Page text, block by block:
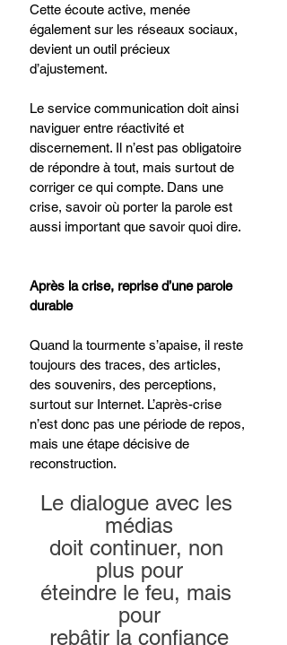
Cette écoute active, menée
également sur les réseaux sociaux,
devient un outil précieux
d’ajustement.
Le service communication doit ainsi
naviguer entre réactivité et
discernement. Il n’est pas obligatoire
de répondre à tout, mais surtout de
corriger ce qui compte. Dans une
crise, savoir où porter la parole est
aussi important que savoir quoi dire.
Après la crise, reprise d’une parole
durable
Quand la tourmente s’apaise, il reste
toujours des traces, des articles,
des souvenirs, des perceptions,
surtout sur Internet. L’après-crise
n’est donc pas une période de repos,
mais une étape décisive de
reconstruction.
Le dialogue avec les
médias
doit continuer, non
plus pour
éteindre le feu, mais
pour
rebâtir la confiance